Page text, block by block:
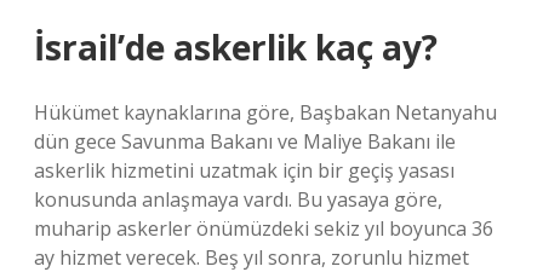
İsrail’de askerlik kaç ay?
Hükümet kaynaklarına göre, Başbakan Netanyahu
dün gece Savunma Bakanı ve Maliye Bakanı ile
askerlik hizmetini uzatmak için bir geçiş yasası
konusunda anlaşmaya vardı. Bu yasaya göre,
muharip askerler önümüzdeki sekiz yıl boyunca 36
ay hizmet verecek. Beş yıl sonra, zorunlu hizmet